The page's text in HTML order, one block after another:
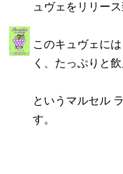
ュヴェをリリース
このキュヴェに
く、たっぷりと
というマルセル
す。